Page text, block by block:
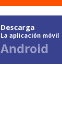
Descarga
La aplicación móvil
Android